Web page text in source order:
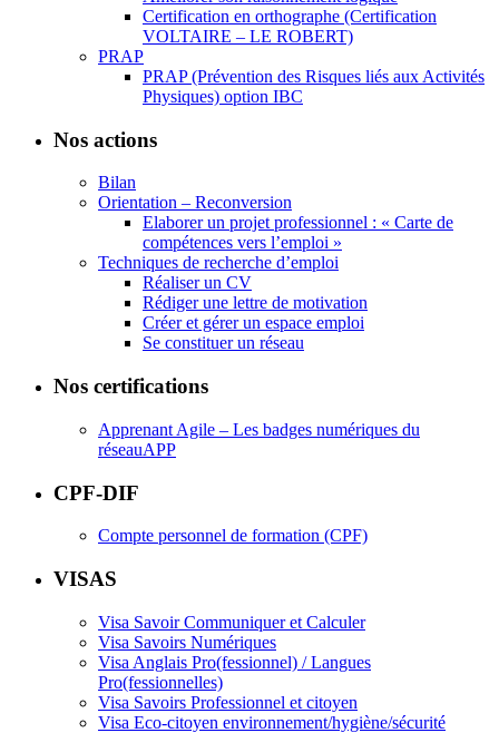
Certification en orthographe (Certification
VOLTAIRE – LE ROBERT)
PRAP
PRAP (Prévention des Risques liés aux Activités
Physiques) option IBC
Nos actions
Bilan
Orientation – Reconversion
Elaborer un projet professionnel : « Carte de
compétences vers l’emploi »
Techniques de recherche d’emploi
Réaliser un CV
Rédiger une lettre de motivation
Créer et gérer un espace emploi
Se constituer un réseau
Nos certifications
Apprenant Agile – Les badges numériques du
réseauAPP
CPF-DIF
Compte personnel de formation (CPF)
VISAS
Visa Savoir Communiquer et Calculer
Visa Savoirs Numériques
Visa Anglais Pro(fessionnel) / Langues
Pro(fessionnelles)
Visa Savoirs Professionnel et citoyen
Visa Eco-citoyen environnement/hygiène/sécurité